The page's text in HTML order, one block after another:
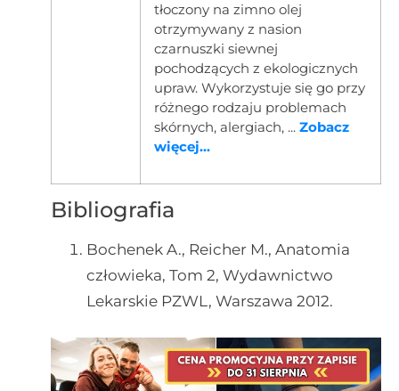
tłoczony na zimno olej
otrzymywany z nasion
czarnuszki siewnej
pochodzących z ekologicznych
upraw. Wykorzystuje się go przy
różnego rodzaju problemach
skórnych, alergiach, ... Zobacz
więcej...
Bibliografia
Bochenek A., Reicher M., Anatomia
człowieka, Tom 2, Wydawnictwo
Lekarskie PZWL, Warszawa 2012.